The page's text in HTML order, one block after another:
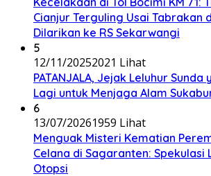
Cianjur Terguling Usai Tabrakan
Dilarikan ke RS Sekarwangi
5
12/11/20252021 Lihat
PATANJALA, Jejak Leluhur
Lagi untuk Menjaga Alam
6
13/07/20261959 Lihat
Menguak Misteri Kematian
Celana di Sagaranten: Spekulasi
Otopsi